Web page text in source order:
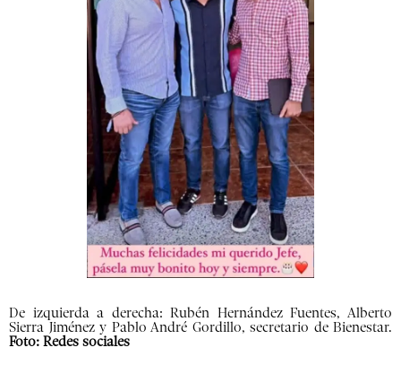
De izquierda a derecha: Rubén Hernández Fuentes, Alberto
Sierra Jiménez y Pablo André Gordillo, secretario de Bienestar.
Foto: Redes sociales